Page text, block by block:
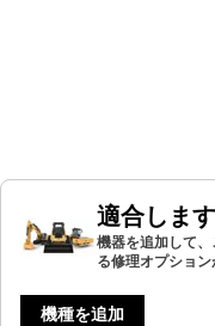
適合しま
機器を追加して
る修理オプション
機種を追加